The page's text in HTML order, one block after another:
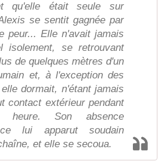
qu'elle était seule sur
se sentit gagnée par
peur... Elle n'avait jamais
isolement, se retrouvant
de quelques mètres d'un
et, à l'exception des
dormait, n'étant jamais
contact extérieur pendant
heure. Son absence
lui apparut soudain
et elle se secoua.